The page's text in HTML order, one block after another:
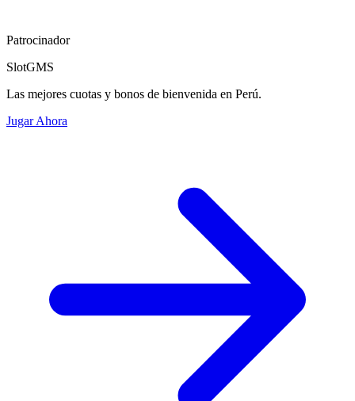
Patrocinador
SlotGMS
Las mejores cuotas y bonos de bienvenida en Perú.
Jugar Ahora